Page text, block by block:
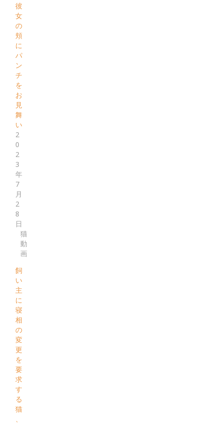
彼
女
の
頬
に
パ
ン
チ
を
お
見
舞
い
2
0
2
3
年
7
月
2
8
日
猫
動
画
飼
い
主
に
寝
相
の
変
更
を
要
求
す
る
猫